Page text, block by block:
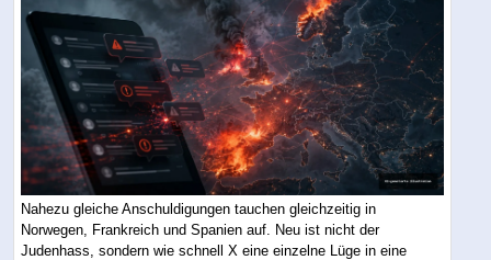
Nahezu gleiche Anschuldigungen tauchen gleichzeitig in
Norwegen, Frankreich und Spanien auf. Neu ist nicht der
Judenhass, sondern wie schnell X eine einzelne Lüge in eine